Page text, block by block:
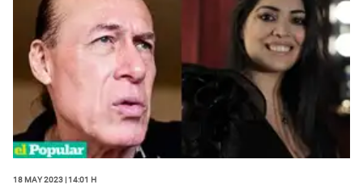
18 May 2023 | 14:01 h